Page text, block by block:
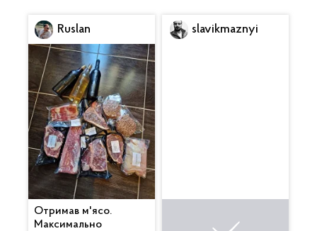
Отримав м'ясо.
Максимально
Ruslan
сподобалося. Гарно
slavikmaznyi